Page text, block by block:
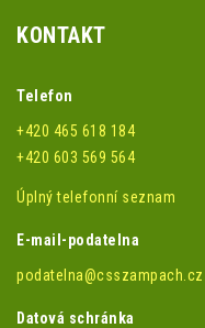
KONTAKT
Telefon
+420 465 618 184
+420 603 569 564
Úplný telefonní seznam
E-mail-podatelna
podatelna@csszampach.cz
Datová schránka